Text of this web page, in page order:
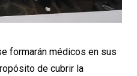
formarán médicos en sus
de cubrir la